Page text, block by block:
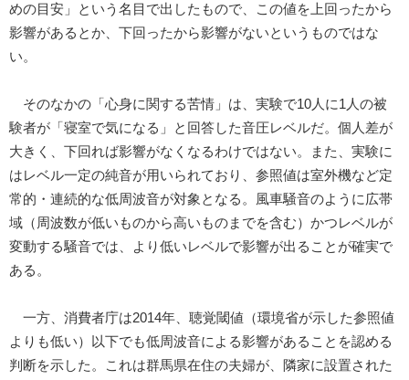
めの目安」という名目で出したもので、この値を上回ったから
影響があるとか、下回ったから影響がないというものではな
い。
そのなかの「心身に関する苦情」は、実験で10人に1人の被
験者が「寝室で気になる」と回答した音圧レベルだ。個人差が
大きく、下回れば影響がなくなるわけではない。また、実験に
はレベル一定の純音が用いられており、参照値は室外機など定
常的・連続的な低周波音が対象となる。風車騒音のように広帯
域（周波数が低いものから高いものまでを含む）かつレベルが
変動する騒音では、より低いレベルで影響が出ることが確実で
ある。
一方、消費者庁は2014年、聴覚閾値（環境省が示した参照値
よりも低い）以下でも低周波音による影響があることを認める
判断を示した。これは群馬県在住の夫婦が、隣家に設置された